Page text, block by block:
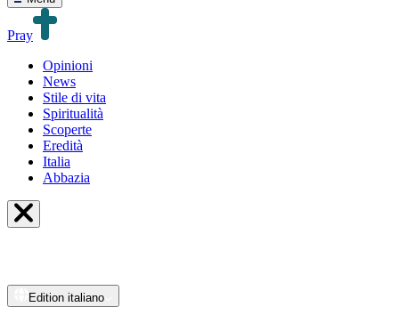
Pray
Opinioni
News
Stile di vita
Spiritualità
Scoperte
Eredità
Italia
Abbazia
Edition italiano